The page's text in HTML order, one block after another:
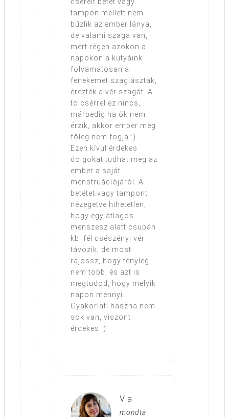
tampon mellett nem
bűzlik az ember lánya,
de valami szaga van,
mert régen azokon a
napokon a kutyáink
folyamatosan a
fenekemet szaglászták,
érezték a vér szagát. A
tölcsérrel ez nincs,
márpedig ha ők nem
érzik, akkor ember meg
főleg nem fogja :)
Ezen kívül érdekes
dolgokat tudhat meg az
ember a saját
menstruációjáról. A
betétet vagy tampont
nézegetve hihetetlen,
hogy egy átlagos
menszesz alatt csupán
kb. fél csészényi vér
távozik, de most
rájössz, hogy tényleg
nem több, és azt is
megtudod, hogy melyik
napon mennyi.
Gyakorlati haszna nem
sok van, viszont
érdekes :)
Via
mondta